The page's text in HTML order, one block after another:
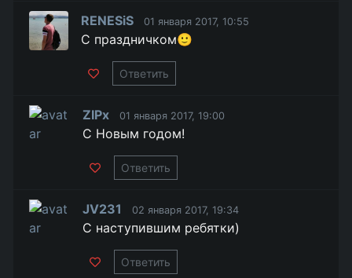
RENESiS 01 января 2017, 10:55
С праздничком🙂
Ответить
ZIPx 01 января 2017, 19:00
C Новым годом!
Ответить
JV231 02 января 2017, 19:34
С наступившим ребятки)
Ответить